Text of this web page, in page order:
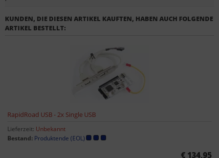
KUNDEN, DIE DIESEN ARTIKEL KAUFTEN, HABEN AUCH FOLGENDE
ARTIKEL BESTELLT:
RapidRoad USB - 2x Single USB
Lieferzeit: Unbekannt
Bestand: Produktende (EOL)
€ 134,95